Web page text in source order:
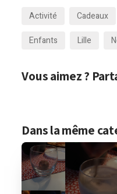
Activité Cadeaux
Enfants
Lille
Vous aimez ?
Dans la même